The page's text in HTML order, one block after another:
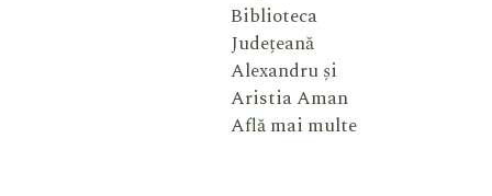
Biblioteca
Județeană
Alexandru și
Aristia Aman
Află mai multe